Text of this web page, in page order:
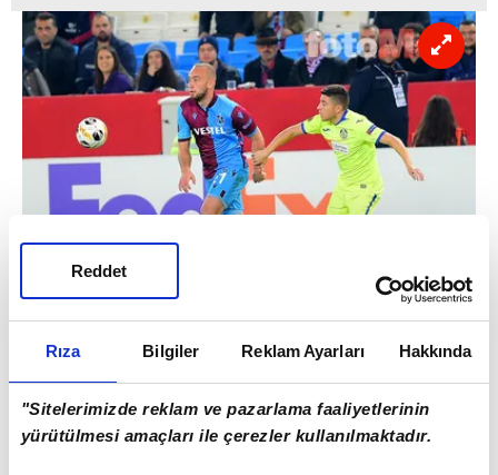
Rıza Bilgiler Reklam Ayarları Hakkında
"Sitelerimizde reklam ve pazarlama faaliyetlerinin
yürütülmesi amaçları ile çerezler kullanılmaktadır.
Reddet
Trabzonspor'un alt yaş takımlarında
yaşındaki Serkan Asan, bu sezonki ikinci
UEFA Avrupa Ligi karşılaşmasına çıktı.